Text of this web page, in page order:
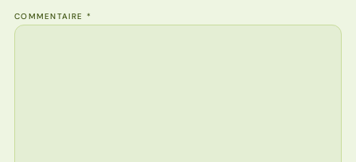
COMMENTAIRE *